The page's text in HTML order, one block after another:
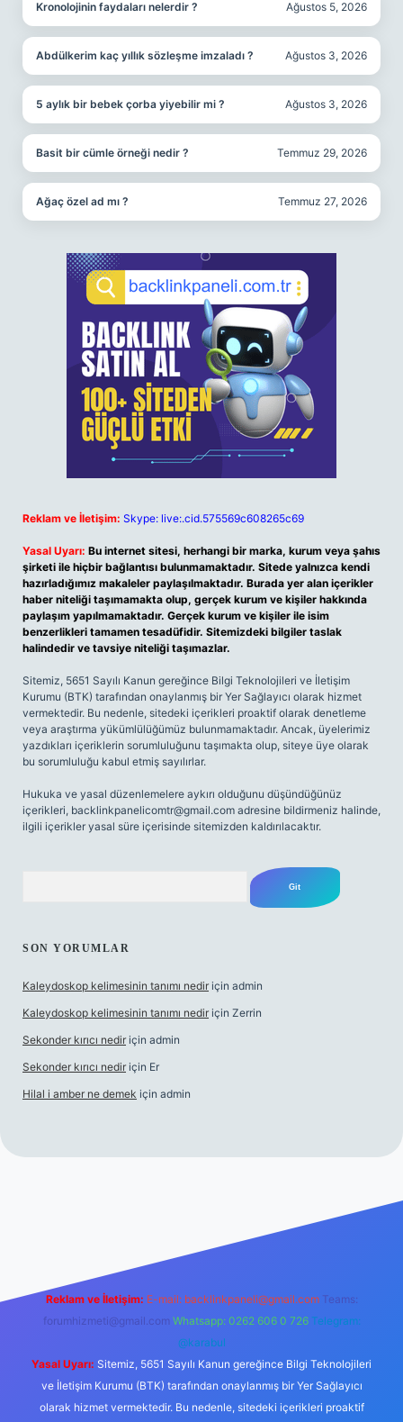
Kronolojinin faydaları nelerdir ? Ağustos 5, 2026
Abdülkerim kaç yıllık sözleşme imzaladı ? Ağustos 3, 2026
5 aylık bir bebek çorba yiyebilir mi ? Ağustos 3, 2026
Basit bir cümle örneği nedir ? Temmuz 29, 2026
Ağaç özel ad mı ? Temmuz 27, 2026
Reklam ve İletişim: Skype: live:.cid.575569c608265c69
Yasal Uyarı: Bu internet sitesi, herhangi bir marka, kurum veya şahıs
şirketi ile hiçbir bağlantısı bulunmamaktadır. Sitede yalnızca kendi
hazırladığımız makaleler paylaşılmaktadır. Burada yer alan içerikler
haber niteliği taşımamakta olup, gerçek kurum ve kişiler hakkında
paylaşım yapılmamaktadır. Gerçek kurum ve kişiler ile isim
benzerlikleri tamamen tesadüfidir. Sitemizdeki bilgiler taslak
halindedir ve tavsiye niteliği taşımazlar.
Sitemiz, 5651 Sayılı Kanun gereğince Bilgi Teknolojileri ve İletişim
Kurumu (BTK) tarafından onaylanmış bir Yer Sağlayıcı olarak hizmet
vermektedir. Bu nedenle, sitedeki içerikleri proaktif olarak denetleme
veya araştırma yükümlülüğümüz bulunmamaktadır. Ancak, üyelerimiz
yazdıkları içeriklerin sorumluluğunu taşımakta olup, siteye üye olarak
bu sorumluluğu kabul etmiş sayılırlar.
Hukuka ve yasal düzenlemelere aykırı olduğunu düşündüğünüz
içerikleri, backlinkpanelicomtr@gmail.com adresine bildirmeniz halinde,
ilgili içerikler yasal süre içerisinde sitemizden kaldırılacaktır.
SON YORUMLAR
Kaleydoskop kelimesinin tanımı nedir için admin
Kaleydoskop kelimesinin tanımı nedir için Zerrin
Sekonder kırıcı nedir için admin
Sekonder kırıcı nedir için Er
Hilal i amber ne demek için admin
Reklam ve İletişim: E-mail: backlinkpaneli@gmail.com Teams:
forumhizmeti@gmail.com Whatsapp: 0262 606 0 726 Telegram:
@karabul
Yasal Uyarı: Sitemiz, 5651 Sayılı Kanun gereğince Bilgi Teknolojileri
ve İletişim Kurumu (BTK) tarafından onaylanmış bir Yer Sağlayıcı
olarak hizmet vermektedir. Bu nedenle, sitedeki içerikleri proaktif